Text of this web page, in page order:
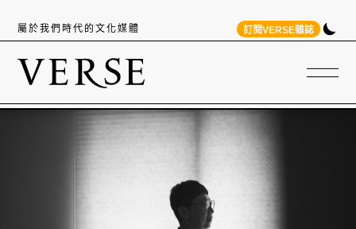
屬於我們時代的文化媒體 訂閱VERSE雜誌